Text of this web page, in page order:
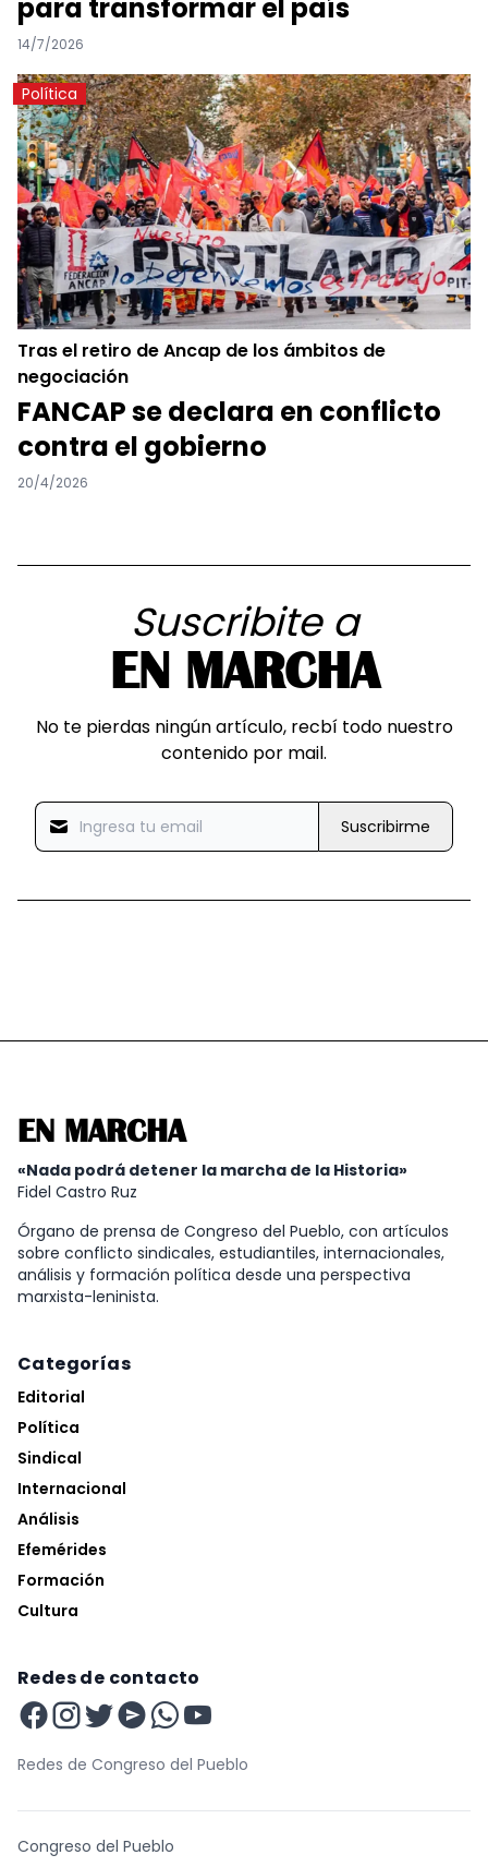
para transformar el país
14/7/2026
Política
Tras el retiro de Ancap de los ámbitos de
negociación
FANCAP se declara en conflicto
contra el gobierno
20/4/2026
Suscribite a
EN MARCHA
No te pierdas ningún artículo, recbí todo nuestro
contenido por mail.
Suscribirme
EN MARCHA
«Nada podrá detener la marcha de la Historia»
Fidel Castro Ruz
Órgano de prensa de Congreso del Pueblo, con artículos
sobre conflicto sindicales, estudiantiles, internacionales,
análisis y formación política desde una perspectiva
marxista-leninista.
Categorías
Editorial
Política
Sindical
Internacional
Análisis
Efemérides
Formación
Cultura
Redes de contacto
Redes de Congreso del Pueblo
Congreso del Pueblo